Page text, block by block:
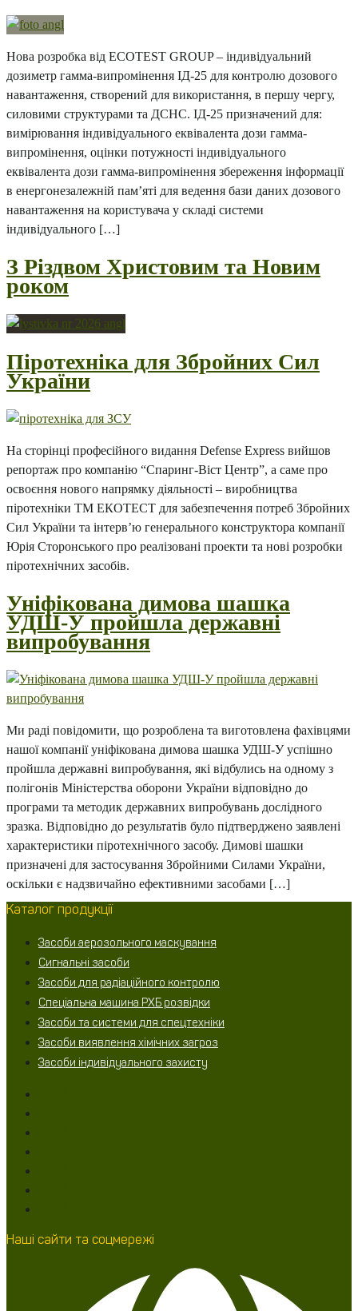
Нова розробка від ECOTEST GROUP – індивідуальний
дозиметр гамма-випромінення ІД-25 для контролю дозового
навантаження, створений для використання, в першу чергу,
силовими структурами та ДСНС. ІД-25 призначений для:
вимірювання індивідуального еквівалента дози гамма-
випромінення, оцінки потужності індивідуального
еквівалента дози гамма-випромінення збереження інформації
в енергонезалежній пам’яті для ведення бази даних дозового
навантаження на користувача у складі системи
індивідуального […]
З Різдвом Христовим та Новим
роком
Піротехніка для Збройних Сил
України
На сторінці професійного видання Defense Express вийшов
репортаж про компанію “Спаринг-Віст Центр”, а саме про
освоєння нового напрямку діяльності – виробництва
піротехніки ТМ ЕКОТЕСТ для забезпечення потреб Збройних
Сил України та інтерв’ю генерального конструктора компанії
Юрія Сторонського про реалізовані проекти та нові розробки
піротехнічних засобів.
Уніфікована димова шашка
УДШ-У пройшла державні
випробування
Ми раді повідомити, що розроблена та виготовлена фахівцями
нашої компанії уніфікована димова шашка УДШ-У успішно
пройшла державні випробування, які відбулись на одному з
полігонів Міністерства оборони України відповідно до
програми та методик державних випробувань дослідного
зразка. Відповідно до результатів було підтверджено заявлені
характеристики піротехнічного засобу. Димові шашки
призначені для застосування Збройними Силами України,
оскільки є надзвичайно ефективними засобами […]
Каталог продукції
Засоби аерозольного маскування
Сигнальні засоби
Засоби для радіаційного контролю
Спеціальна машина РХБ розвідки
Засоби та системи для спецтехніки
Засоби виявлення хімічних загроз
Засоби індивідуального захисту
Наші сайти та соцмережі